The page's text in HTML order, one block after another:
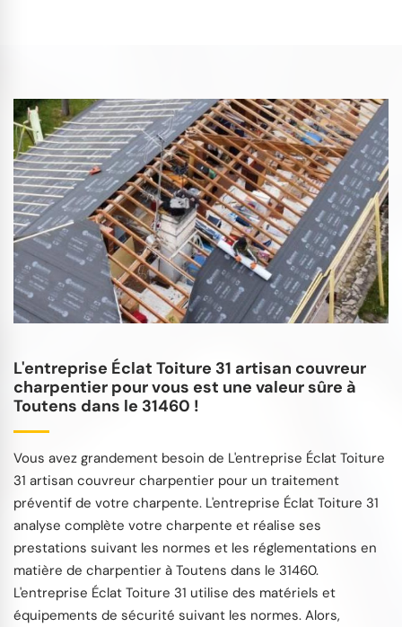
L'entreprise Éclat Toiture 31 artisan couvreur
charpentier pour vous est une valeur sûre à
Toutens dans le 31460 !
Vous avez grandement besoin de L'entreprise Éclat Toiture
31 artisan couvreur charpentier pour un traitement
préventif de votre charpente. L'entreprise Éclat Toiture 31
analyse complète votre charpente et réalise ses
prestations suivant les normes et les réglementations en
matière de charpentier à Toutens dans le 31460.
L'entreprise Éclat Toiture 31 utilise des matériels et
équipements de sécurité suivant les normes. Alors,